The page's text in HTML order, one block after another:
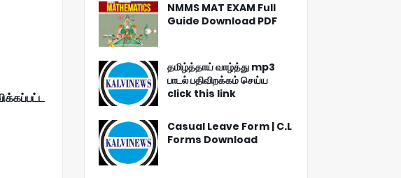
NMMS MAT EXAM Full
Guide Download PDF
தமிழ்த்தாய் வாழ்த்து mp3
பாடல் பதிவிறக்கம் செய்ய
click this link
Casual Leave Form | C.L
Forms Download